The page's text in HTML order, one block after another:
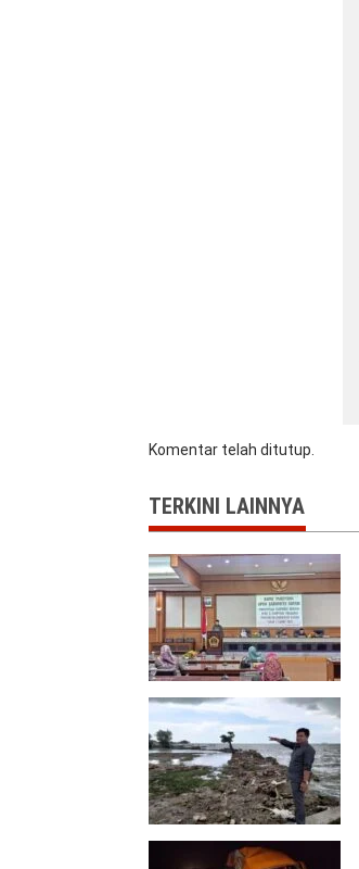
Komentar telah ditutup.
TERKINI LAINNYA